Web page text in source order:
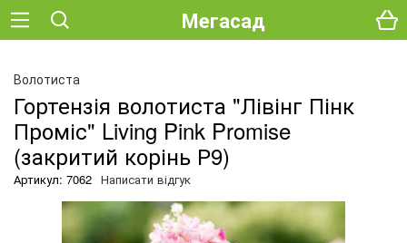
Мегасад
Волотиста
Гортензія волотиста "Лівінг Пінк
Проміс" Living Pink Promise
(закритий корінь Р9)
Артикул: 7062 Написати відгук